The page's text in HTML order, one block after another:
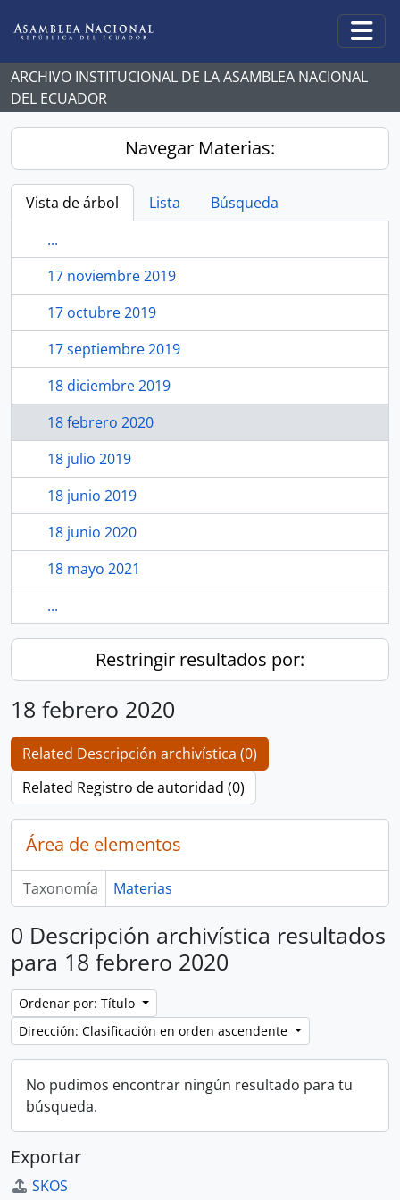
ARCHIVO INSTITUCIONAL DE LA ASAMBLEA NACIONAL
DEL ECUADOR
Navegar Materias:
Vista de árbol Lista
Búsqueda
...
17 noviembre 2019
17 octubre 2019
17 septiembre 2019
18 diciembre 2019
18 febrero 2020
18 julio 2019
18 junio 2019
18 junio 2020
18 mayo 2021
...
Restringir resultados por:
18 febrero 2020
Related Descripción archivística (0)
Related Registro de autoridad (0)
Área de elementos
Taxonomía Materias
0 Descripción archivística resultados
para 18 febrero 2020
Ordenar por: Título
Dirección: Clasificación en orden ascendente
No pudimos encontrar ningún resultado para tu
búsqueda.
Exportar
SKOS